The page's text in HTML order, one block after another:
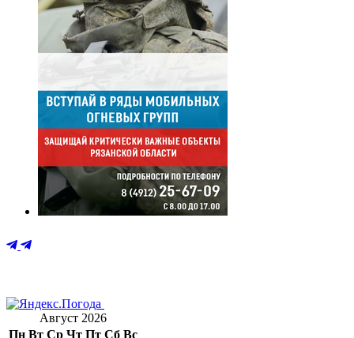
Август 2026
Пн Вт Ср Чт Пт Сб Вс